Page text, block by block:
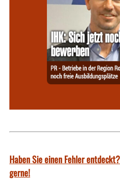
Haben Sie einen Fehler
gerne!